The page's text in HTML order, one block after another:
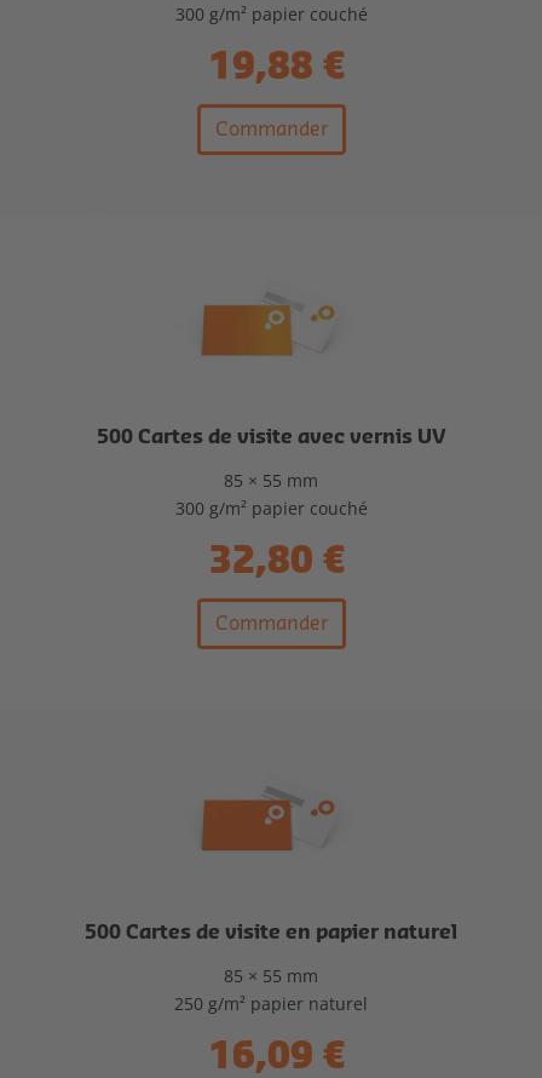
300 g/m² papier couché
19,88 €
Commander
500 Cartes de visite avec vernis UV
85 × 55 mm
300 g/m² papier couché
32,80 €
Commander
500 Cartes de visite en papier naturel
85 × 55 mm
250 g/m² papier naturel
16,09 €